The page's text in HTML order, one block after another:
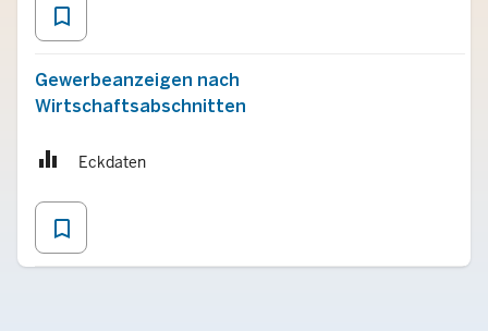
bookmark_border
Gewerbeanzeigen nach
Wirtschaftsabschnitten
Eckdaten
bookmark_border